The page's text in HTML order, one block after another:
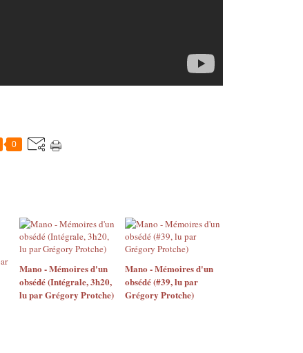
0
Mano - Mémoires d'un
obsédé (Intégrale, 3h20,
lu par Grégory Protche)
Mano - Mémoires d'un
obsédé (#39, lu par
Grégory Protche)